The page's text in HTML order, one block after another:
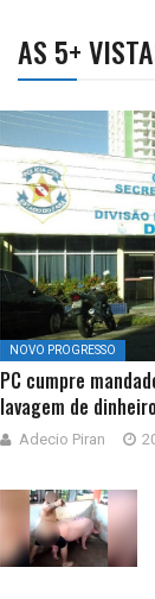
AS 5+
NOVO PROGRESSO
PC cumpre
lavagem de
Adecio Piran